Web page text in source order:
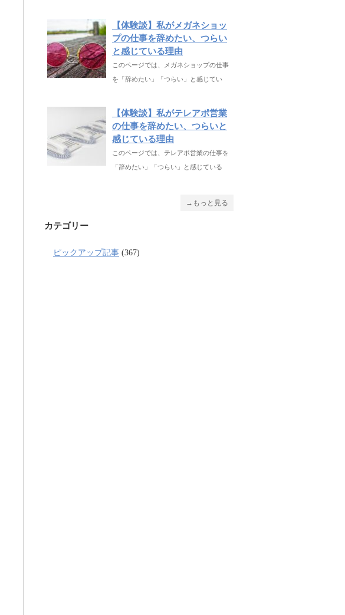
【体験談】私がメガネショッ
プの仕事を辞めたい、つらい
と感じている理由
このページでは、メガネショップの仕事
を「辞めたい」「つらい」と感じてい
【体験談】私がテレアポ営業
の仕事を辞めたい、つらいと
感じている理由
このページでは、テレアポ営業の仕事を
「辞めたい」「つらい」と感じている
→もっと見る
カテゴリー
ピックアップ記事 (367)